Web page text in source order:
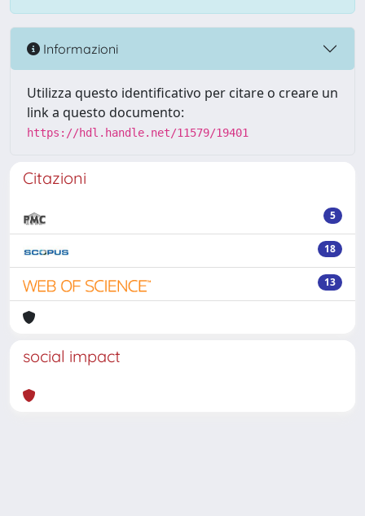
Informazioni
Utilizza questo identificativo per citare o creare un
link a questo documento:
https://hdl.handle.net/11579/19401
Citazioni
5
18
13
social impact